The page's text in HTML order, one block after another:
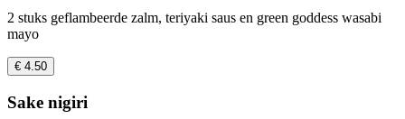
2 stuks geflambeerde zalm, teriyaki saus en green goddess wasabi
mayo
€ 4.50
Sake nigiri